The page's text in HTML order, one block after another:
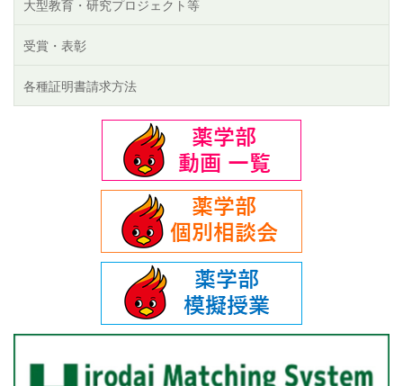
大型教育・研究プロジェクト等
受賞・表彰
各種証明書請求方法